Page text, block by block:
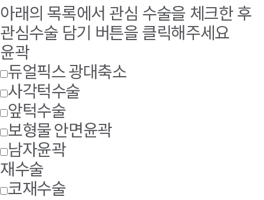
아래의 목록에서 관심 수술을 체크한 후
관심수술 담기 버튼을 클릭해주세요
윤곽
듀얼픽스 광대축소
사각턱수술
앞턱수술
보형물 안면윤곽
남자윤곽
재수술
코재수술